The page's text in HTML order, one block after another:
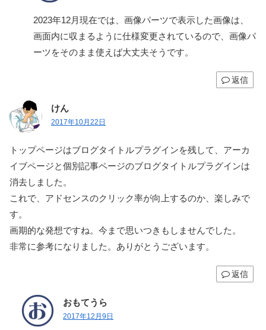
2023年12月現在では、画像パーツで表示した画像は、
画面内に収まるように仕様変更されているので、画像パ
ーツをそのまま使えば大丈夫そうです。
返信
けん
2017年10月22日
トップページはブログタイトルプラグインを残して、アーカ
イブページと個別記事ページのブログタイトルプラグインは
消去しました。
これで、アドセンスのクリック率が向上するのか、楽しみで
す。
画期的な発想ですね。今まで思いつきもしませんでした。
非常に参考になりました。ありがとうございます。
返信
おもてうら
2017年12月9日